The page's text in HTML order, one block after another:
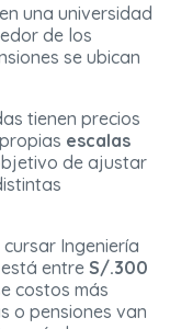
una universidad
de los
se ubican
tienen precios
escalas
de ajustar
Ingeniería
entre S/.300
costos más
o pensiones van